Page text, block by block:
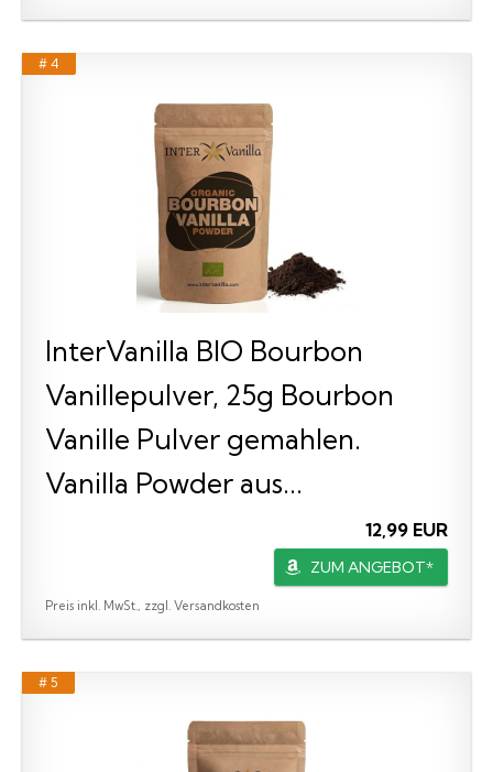
# 4
InterVanilla BIO Bourbon
Vanillepulver, 25g Bourbon
Vanille Pulver gemahlen.
Vanilla Powder aus...
12,99 EUR
ZUM ANGEBOT*
Preis inkl. MwSt., zzgl. Versandkosten
# 5